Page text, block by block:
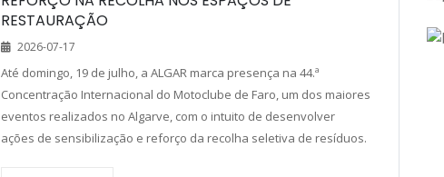
RESTAURAÇÃO
2026-07-17
Até domingo, 19 de julho, a ALGAR marca presença na 44.ª
Concentração Internacional do Motoclube de Faro, um dos maiores
eventos realizados no Algarve, com o intuito de desenvolver
ações de sensibilização e reforço da recolha seletiva de resíduos.